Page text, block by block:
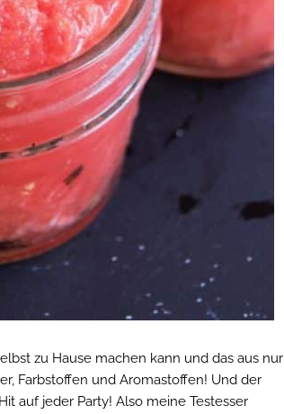
zu Hause machen kann und das aus nur
Farbstoffen und Aromastoffen! Und der
auf jeder Party! Also meine Testesser